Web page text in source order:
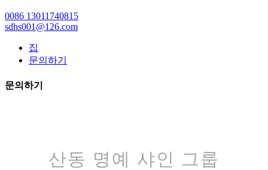
0086 13011740815
sdhs001@126.com
집
문의하기
문의하기
산동 명예 샤인 그룹